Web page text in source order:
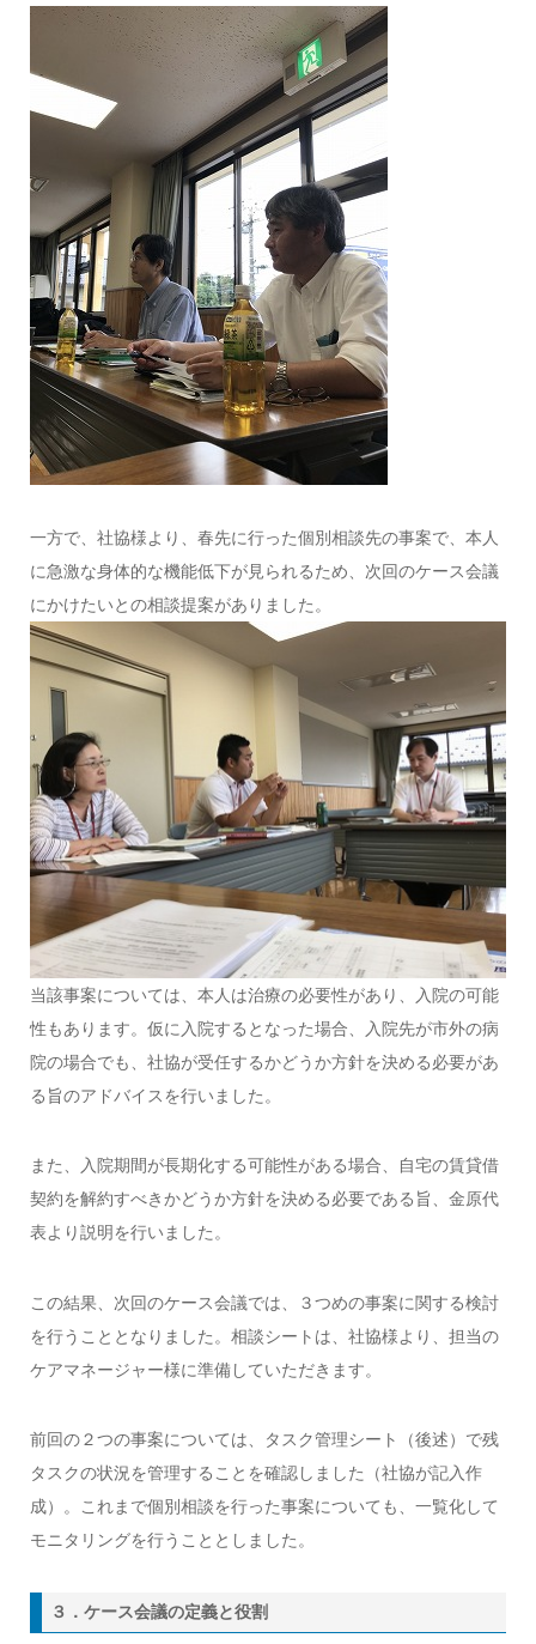
一方で、社協様より、春先に行った個別相談先の事案で、本人
に急激な身体的な機能低下が見られるため、次回のケース会議
にかけたいとの相談提案がありました。
当該事案については、本人は治療の必要性があり、入院の可能
性もあります。仮に入院するとなった場合、入院先が市外の病
院の場合でも、社協が受任するかどうか方針を決める必要があ
る旨のアドバイスを行いました。
また、入院期間が長期化する可能性がある場合、自宅の賃貸借
契約を解約すべきかどうか方針を決める必要である旨、金原代
表より説明を行いました。
この結果、次回のケース会議では、３つめの事案に関する検討
を行うこととなりました。相談シートは、社協様より、担当の
ケアマネージャー様に準備していただきます。
前回の２つの事案については、タスク管理シート（後述）で残
タスクの状況を管理することを確認しました（社協が記入作
成）。これまで個別相談を行った事案についても、一覧化して
モニタリングを行うこととしました。
３．ケース会議の定義と役割